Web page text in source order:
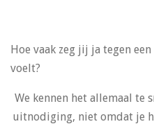
Hoe vaak zeg jij ja tegen
voelt?
We kennen het allemaal te
uitnodiging, niet omdat je